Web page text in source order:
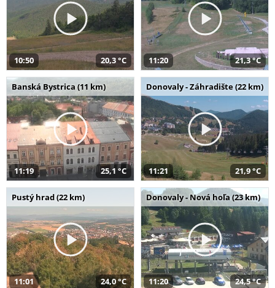
10:50 20,3 °C 11:20 21,3 °C
Banská Bystrica (11 km)
11:19 25,1 °C
Donovaly - Záhradište (22 km)
11:21 21,9 °C
Pustý hrad (22 km)
11:01 24,0 °C
Donovaly - Nová hoľa (23 km)
11:20 24,5 °C